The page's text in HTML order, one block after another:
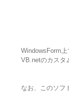
WindowsForm上
VB.netのカスタ
なお、このソフ